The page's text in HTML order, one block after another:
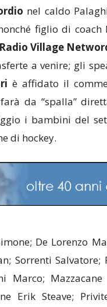
nel caldo
figlio di coach
Radio Village
a venire; gli
è affidato il
farà da “spalla”
i bambini del
di hockey.
De Lorenzo
Sorrenti
Marco;
Erik Steave;